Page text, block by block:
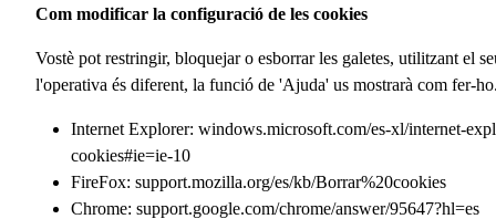
Com modificar la configuració de les cookies
Vostè pot restringir, bloquejar o esborrar les galetes, utilitzant el
l'operativa és diferent, la funció de 'Ajuda' us mostrarà com fer-
Internet Explorer: windows.microsoft.com/es-xl/internet-
cookies#ie=ie-10
FireFox: support.mozilla.org/es/kb/Borrar%20cookies
Chrome: support.google.com/chrome/answer/95647?hl=es